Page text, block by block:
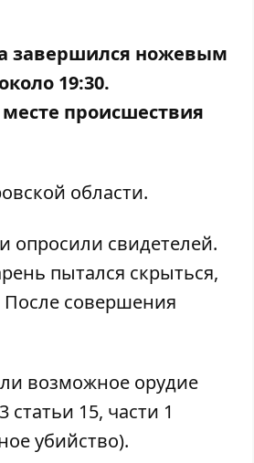
завершился ножевым
19:30.
происшествия
области.
опросили свидетелей.
пытался скрыться,
совершения
возможное орудие
15, части 1
убийство).